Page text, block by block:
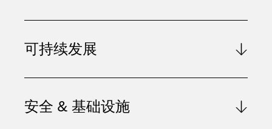
可持续发展
安全 & 基础设施